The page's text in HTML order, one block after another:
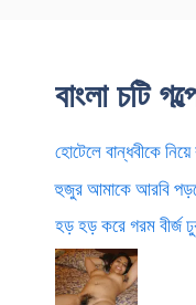
বাংলা চটি
হোটেলে বান্ধবীকে
হুজুর আমাকে আরবি
হড় হড় করে গরম বীর্জ